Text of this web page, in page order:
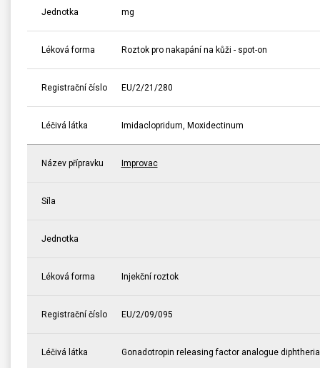
Jednotka mg
Léková forma Roztok pro nakapání na kůži - spot-on
Registrační číslo EU/2/21/280
Léčivá látka Imidaclopridum, Moxidectinum
Název přípravku Improvac
Síla
Jednotka
Léková forma Injekční roztok
Registrační číslo EU/2/09/095
Léčivá látka Gonadotropin releasing factor analogue